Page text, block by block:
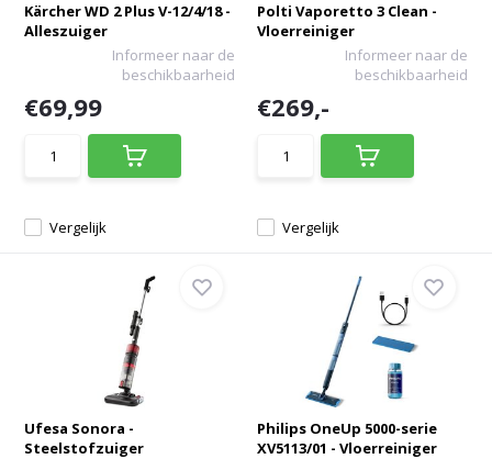
Kärcher WD 2 Plus V-12/4/18 -
Alleszuiger
Vergelijk
Informeer naar de
beschikbaarheid
€69,99
Polti Vaporetto 3 Clean -
Vloerreiniger
Vergelijk
Informeer naar de
beschikbaarheid
€269,-
Ufesa Sonora -
Steelstofzuiger
Philips OneUp 5000-serie
XV5113/01 - Vloerreiniger